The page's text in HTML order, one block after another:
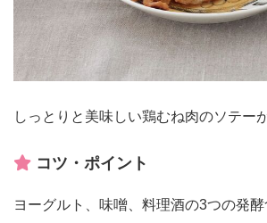
しっとりと美味しい鶏むね肉のソテー
コツ・ポイント
ヨーグルト、味噌、料理酒の3つの発